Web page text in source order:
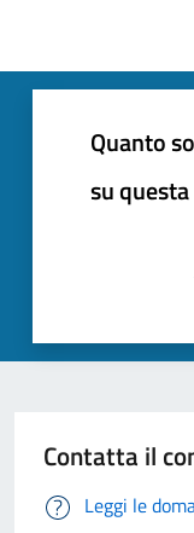
Quanto
su
Contatta il
Leggi le